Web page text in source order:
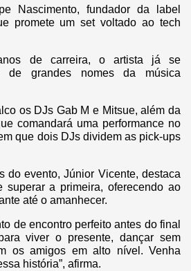
Nascimento, fundador da label
promete um set voltado ao tech
de carreira, o artista já se
de grandes nomes da música
os DJs Gab M e Mitsue, além da
comandará uma performance no
que dois DJs dividem as pick-ups
do evento, Júnior Vicente, destaca
superar a primeira, oferecendo ao
até o amanhecer.
de encontro perfeito antes do final
viver o presente, dançar sem
os amigos em alto nível. Venha
história”, afirma.